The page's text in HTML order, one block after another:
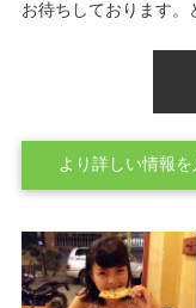
お待ちしております。
より詳しい情報